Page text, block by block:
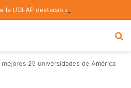
mejores 25 universidades de América